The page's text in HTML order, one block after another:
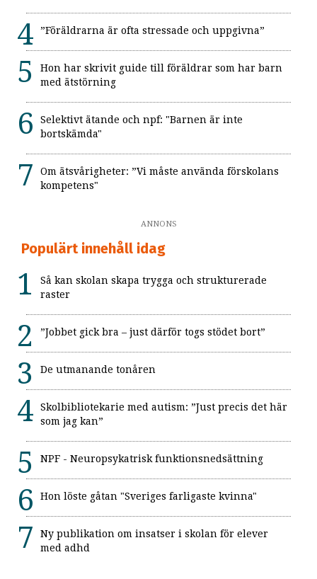
”Föräldrarna är ofta stressade och uppgivna”
Hon har skrivit guide till föräldrar som har barn
med ätstörning
Selektivt ätande och npf: "Barnen är inte
bortskämda"
Om ätsvårigheter: ”Vi måste använda förskolans
kompetens"
ANNONS
Populärt innehåll idag
Så kan skolan skapa trygga och strukturerade
raster
”Jobbet gick bra – just därför togs stödet bort”
De utmanande tonåren
Skolbibliotekarie med autism: ”Just precis det här
som jag kan”
NPF - Neuropsykatrisk funktionsnedsättning
Hon löste gåtan "Sveriges farligaste kvinna"
Ny publikation om insatser i skolan för elever
med adhd